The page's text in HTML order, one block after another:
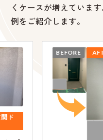
くケースが増えていま
例をご紹介します。
ド
BEFORE